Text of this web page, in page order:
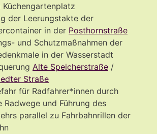
Küchengartenplatz
der Leerungstakte der
in der Posthornstraße
und Schutzmaßnahmen der
in der Wasserstadt
Alte Speicherstraße /
Straße
für Radfahrer*innen durch
Radwege und Führung des
parallel zu Fahrbahnrillen der